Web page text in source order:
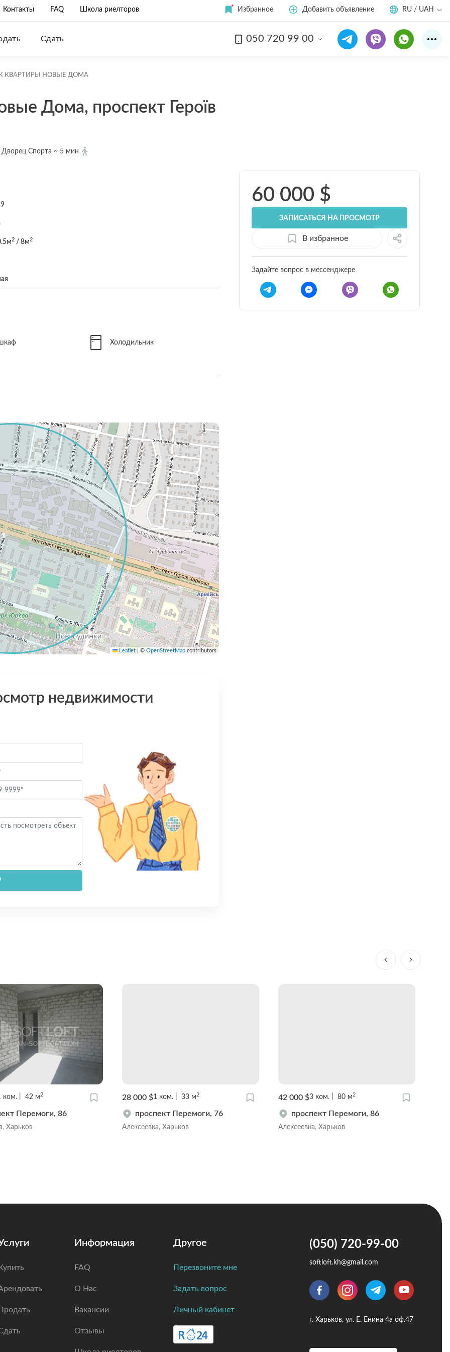
Контакты FAQ Школа риелторов Избранное Добавить объявление RU / UAH
Сдать 050 720 99 00Смотреть все6 фото
КВАРТИРЫ НОВЫЕ ДОМА
Дома, проспект Героїв
Дворец Спорта ~ 5 мин
2/ 8м2
Холодильник
Leaflet © OpenStreetMap contributors
недвижимости
60 000 $
ЗАПИСАТЬСЯ НА ПРОСМОТР
В избранное
Задайте вопрос в мессенджере
ком. 42 м2
Перемоги, 86
Харьков
28 000 $1 ком. 33 м2
проспект Перемоги, 76
Алексеевка, Харьков
42 000 $3 ком. 80 м2
проспект Перемоги, 86
Алексеевка, Харьков
Информация
FAQ
О Нас
Вакансии
Отзывы
Другое
Перезвоните мне
Задать вопрос
Личный кабинет
(050) 720-99-00
softloft.kh@gmail.com
г. Харьков, ул. Е. Енина 4а оф.47